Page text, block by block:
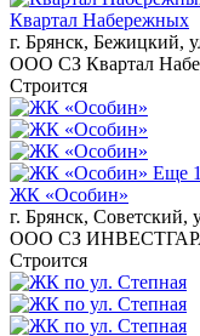
Квартал Набережных
г. Брянск, Бежицкий,
ООО СЗ Квартал
Строится
Еще
ЖК «Особин»
г. Брянск, Советский,
ООО СЗ
Строится